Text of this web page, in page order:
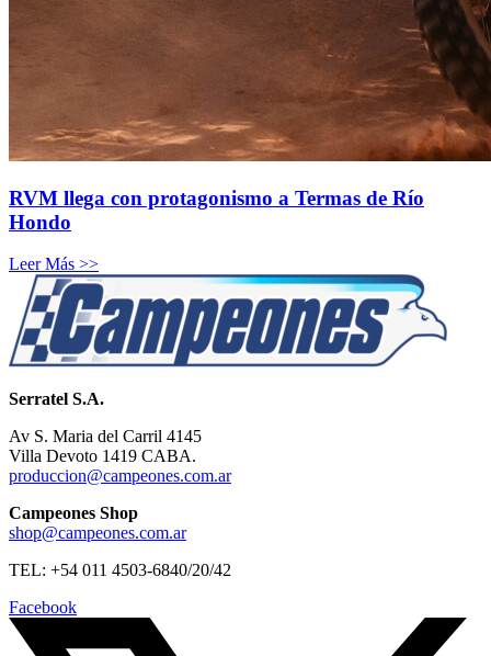
RVM llega con protagonismo a Termas de Río
Hondo
Leer Más >>
Serratel S.A.
Av S. Maria del Carril 4145
Villa Devoto 1419 CABA.
produccion@campeones.com.ar
Campeones Shop
shop@campeones.com.ar
TEL: +54 011 4503-6840/20/42
Facebook